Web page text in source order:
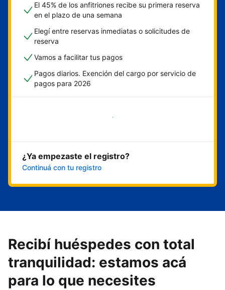
El 45% de los anfitriones recibe su primera reserva
en el plazo de una semana
Elegí entre reservas inmediatas o solicitudes de
reserva
Vamos a facilitar tus pagos
Pagos diarios. Exención del cargo por servicio de
pagos para 2026
Empezar ahora
¿Ya empezaste el registro?
Continuá con tu registro
Recibí huéspedes con total
tranquilidad: estamos acá
para lo que necesites